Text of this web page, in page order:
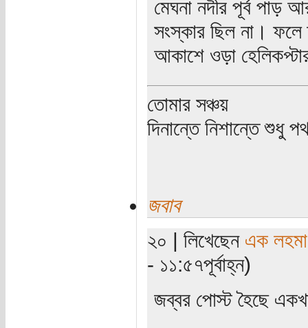
মেঘনা নদীর পূর্ব পাড়
সংস্কার ছিল না। ফলে
আকাশে ওড়া
তোমার সঞ্চয়
দিনান্তে নিশান্তে শুধু
জবাব
২০ | লিখেছেন এক লহমা
- ১১:৫৭পূর্বাহ্ন)
জব্বর পোস্ট হৈছে